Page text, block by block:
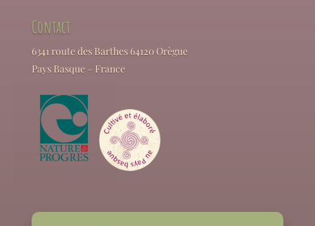
Contact
6341 route des Barthes 64120 Orègue
Pays Basque – France